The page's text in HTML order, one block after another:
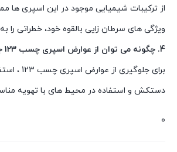
از ترکیبات شیمیایی موجود در این اسپری ها
ویژگی های سرطان زایی بالقوه خود، خطراتی را
4. چگونه می توان از عوارض اسپری چسب 123 جلوگیری کرد؟
برای جلوگیری
دستکش و استفاده در محیط های با تهویه
0